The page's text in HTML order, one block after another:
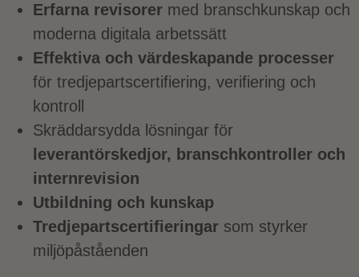
Erfarna revisorer med branschkunskap och
moderna digitala arbetssätt
Effektiva och värdeskapande processer
för tredjepartscertifiering, verifiering och
kontroll
Skräddarsydda lösningar för
leverantörskedjor, branschkontroller och
internrevision
Utbildning och kunskap
Tredjepartscertifieringar som styrker
miljöpåståenden